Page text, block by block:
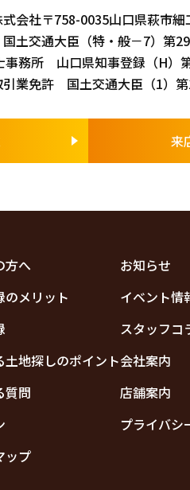
会社〒758-0035山口県萩市細
土交通大臣（特・般－7）第
事務所 山口県知事登録（H）
引業免許 国土交通大臣（1）
来
方へ
のメリット
土地探しのポイント
質問
ップ
お知らせ
イベント情
スタッフコ
会社案内
店舗案内
プライバシ